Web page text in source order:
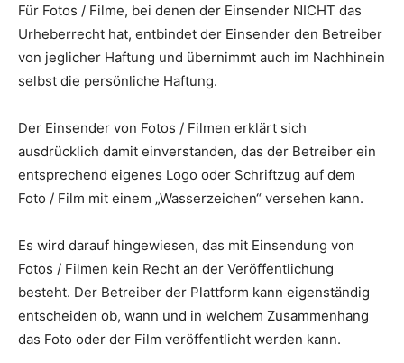
Für Fotos / Filme, bei denen der Einsender NICHT das
Urheberrecht hat, entbindet der Einsender den Betreiber
von jeglicher Haftung und übernimmt auch im Nachhinein
selbst die persönliche Haftung.
Der Einsender von Fotos / Filmen erklärt sich
ausdrücklich damit einverstanden, das der Betreiber ein
entsprechend eigenes Logo oder Schriftzug auf dem
Foto / Film mit einem „Wasserzeichen“ versehen kann.
Es wird darauf hingewiesen, das mit Einsendung von
Fotos / Filmen kein Recht an der Veröffentlichung
besteht. Der Betreiber der Plattform kann eigenständig
entscheiden ob, wann und in welchem Zusammenhang
das Foto oder der Film veröffentlicht werden kann.